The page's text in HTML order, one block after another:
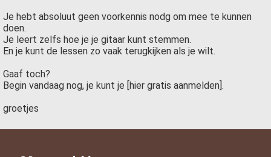
Je hebt absoluut geen voorkennis nodg om mee te kunnen
doen.
Je leert zelfs hoe je je gitaar kunt stemmen.
En je kunt de lessen zo vaak terugkijken als je wilt.
Gaaf toch?
Begin vandaag nog, je kunt je [hier gratis aanmelden].
groetjes